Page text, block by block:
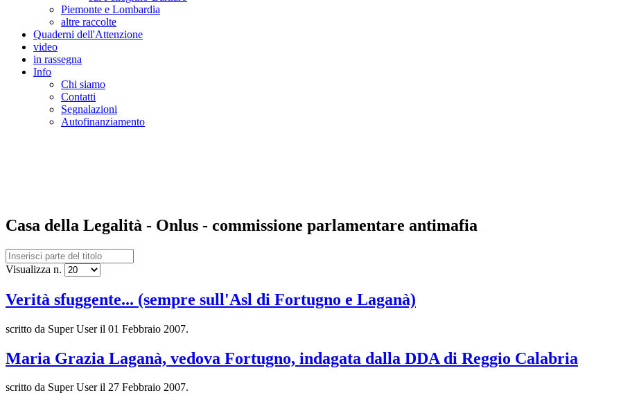
Piemonte e Lombardia
altre raccolte
Quaderni dell'Attenzione
video
in rassegna
Info
Chi siamo
Contatti
Segnalazioni
Autofinanziamento
Casa della Legalità - Onlus - commissione parlamentare antimafia
Visualizza n.
Verità sfuggente... (sempre sull'Asl di Fortugno e Laganà)
scritto da Super User il 01 Febbraio 2007.
Maria Grazia Laganà, vedova Fortugno, indagata dalla DDA di Reggio Calabria
scritto da Super User il 27 Febbraio 2007.